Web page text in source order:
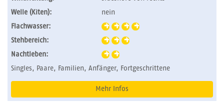
Welle (Kiten):
nein
Flachwasser:
Stehbereich:
Nachtleben:
Singles, Paare, Familien, Anfänger, Fortgeschrittene
Mehr Infos